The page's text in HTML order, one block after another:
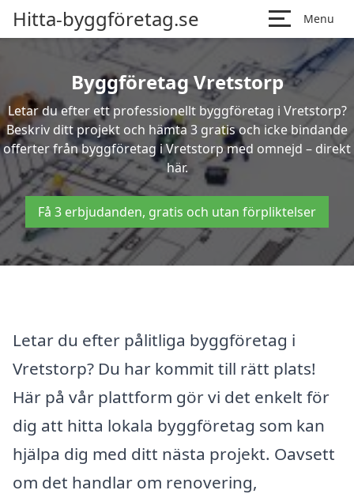
Hitta-byggföretag.se Menu
Byggföretag Vretstorp
Letar du efter ett professionellt byggföretag i Vretstorp?
Beskriv ditt projekt och hämta 3 gratis och icke bindande
offerter från byggföretag i Vretstorp med omnejd – direkt
här.
Få 3 erbjudanden, gratis och utan förpliktelser
Letar du efter pålitliga byggföretag i
Vretstorp? Du har kommit till rätt plats!
Här på vår plattform gör vi det enkelt för
dig att hitta lokala byggföretag som kan
hjälpa dig med ditt nästa projekt. Oavsett
om det handlar om renovering,